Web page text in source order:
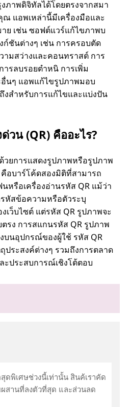
ภาพดิจิทัลได้โดยตรงจากสมา
แอพเหล่านี้มีเครื่องมือและ
ย เช่น ซอฟต์แวร์แก้ไขภาพบ
ชันต่างๆ เช่น การครอบตัด
ามสว่างและคอนทราสต์ การ
ารลบรอยตำหนิ การเพิ่ม
นๆ แอพแก้ไขรูปภาพมอบ
งสำหรับการแก้ไขและแบ่งปัน
วน (QR) คืออะไร?
วยการแสดงรูปภาพหรือรูปภาพ
อบาร์โค้ดสองมิติที่สามารถ
หรือเครื่องอ่านรหัส QR แม้ว่า
หัสข้อความหรือตัวระบุ
เว็บไซต์ แต่รหัส QR รูปภาพจะ
รง การสแกนรหัส QR รูปภาพ
บนอุปกรณ์ของผู้ใช้ รหัส QR
ประสงค์ต่างๆ รวมถึงการตลาด
ประสบการณ์เชิงโต้ตอบ
ดพิเศษช่วงนี้เท่านั้น สินค้เราคัด
สานที่ลงตัวที่สุด และส่วนลด